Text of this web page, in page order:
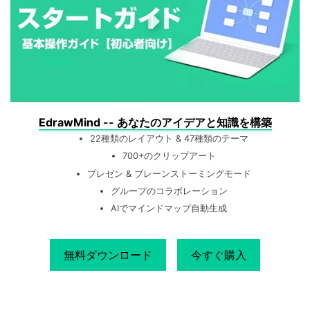
EdrawMind -- あなたのアイデアと知識を構築
22種類のレイアウト & 47種類のテーマ
700+のクリップアート
プレゼン & ブレーンストーミングモード
グループのコラボレーション
AIでマインドマップ自動生成
無料ダウンロード 今すぐ購入